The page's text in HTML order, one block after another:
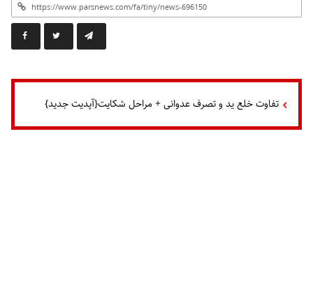
تفاوت خلع ید و تصرف عدوانی + مراحل شکایت{آپدیت جدید}